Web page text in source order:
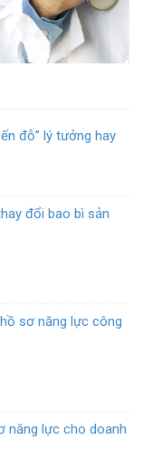
đỗ” lý tưởng hay
đổi bao bì sản
sơ năng lực công
năng lực cho doanh